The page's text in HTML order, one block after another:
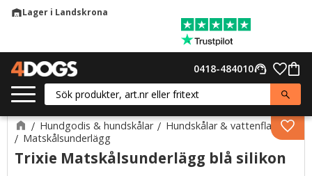
warehouseLager i Landskrona
support_agent
0418-484010
Hundgodis & hundskålar
Hundskålar & vattenflaskor
Matskålsunderlägg
Trixie Matskålsunderlägg blå silikon